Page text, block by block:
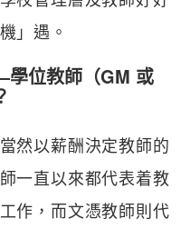
」遇。
位教師（GM 或
然以薪酬決定教師的
一直以來都代表着教
作，而文憑教師則代